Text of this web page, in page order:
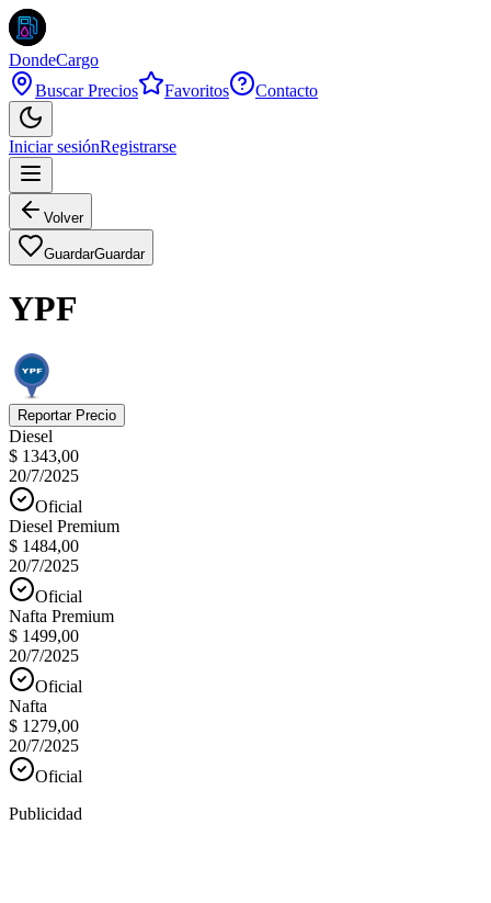
DondeCargo
Buscar Precios
Favoritos Contacto
Iniciar sesiónRegistrarse
Volver
GuardarGuardar
YPF
Reportar Precio
Diesel
$ 1343,00
20/7/2025
Oficial
Diesel Premium
$ 1484,00
20/7/2025
Oficial
Nafta Premium
$ 1499,00
20/7/2025
Oficial
Nafta
$ 1279,00
20/7/2025
Oficial
Publicidad